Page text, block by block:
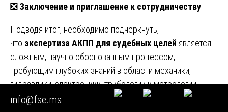
❎Заключение и приглашение к сотрудничеству
Подводя итог, необходимо подчеркнуть,
что экспертиза АКПП для судебных целей является
сложным, научно обоснованным процессом,
требующим глубоких знаний в области механики,
гидравлики, электроники, трибологии и метрологии.
Только комплексное применение неразрушающих и
info@fse.ms